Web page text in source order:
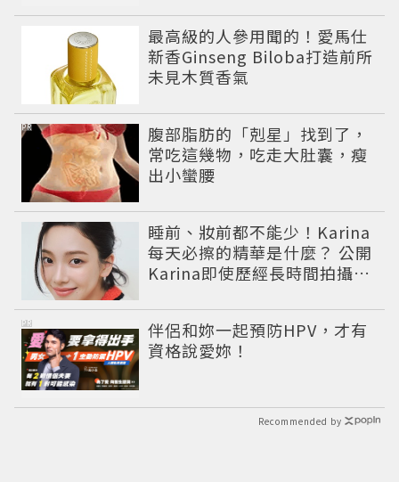
最高級的人參用聞的！愛馬仕
新香Ginseng Biloba打造前所
未見木質香氣
腹部脂肪的「剋星」找到了，
常吃這幾物，吃走大肚囊，瘦
出小蠻腰
PR
睡前、妝前都不能少！Karina
每天必擦的精華是什麼？ 公開
Karina即使歷經長時間拍攝肌
紅色山茶花系列保養儀式。
伴侶和妳一起預防HPV，才有
資格說愛妳！
PR
Recommended by